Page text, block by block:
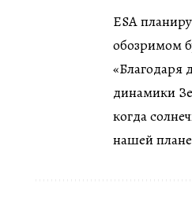
ESA
обозримом
«Благодаря
динамики
когда
нашей